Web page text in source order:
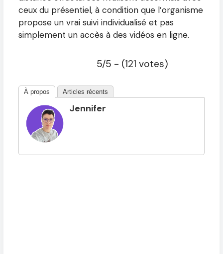
ceux du présentiel, à condition que l’organisme
propose un vrai suivi individualisé et pas
simplement un accès à des vidéos en ligne.
5/5 - (121 votes)
À propos Articles récents
Jennifer